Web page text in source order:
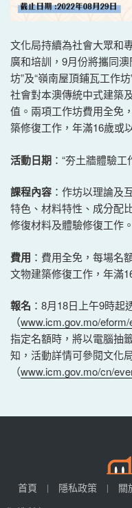
文化局持續為社會大眾和
廣和培訓，9月份將攜同
坊”及“嶺南屋頂鋪瓦工作
社會對本澳傳統中式建築
值。兩項工作坊費用全免
築修復工作，年滿16歲或
活動日期 ：“夯土牆體驗
課程內容 ：作坊以理論及
特色、材料特性、成分配
修復材料及體驗修復工作。
費用 ：費用全免，每場名
文物建築修復工作，年滿
報名 ：8月18日上午9時起
（www.icm.gov.mo/eform/
指定名額時，將以電腦抽
知，活動詳情可參閱文化
（www.icm.gov.mo/cn/
首頁 隱私政策 關